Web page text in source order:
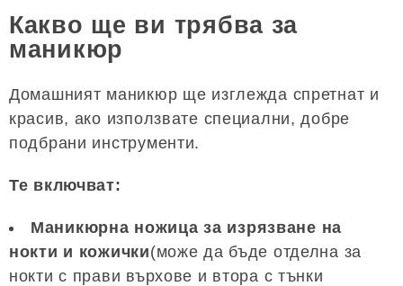
Какво ще ви трябва за
маникюр
Домашният маникюр ще изглежда спретнат и
красив, ако използвате специални, добре
подбрани инструменти.
Те включват:
Маникюрна ножица за изрязване на
нокти и кожички(може да бъде отделна за
нокти с прави върхове и втора с тънки